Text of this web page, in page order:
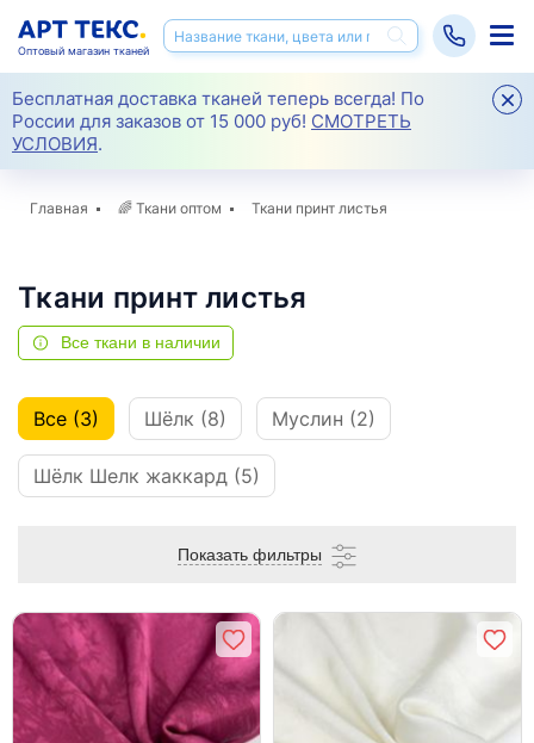
Бесплатная доставка тканей теперь всегда! По
России для заказов от 15 000 руб! СМОТРЕТЬ
УСЛОВИЯ.
Оптовый магазин тканей
Главная 🌈 Ткани оптом Ткани принт листья
Ткани принт листья
Все ткани в наличии
Все (3) Шёлк (8) Муслин (2)
Шёлк Шелк жаккард (5)
Показать фильтры